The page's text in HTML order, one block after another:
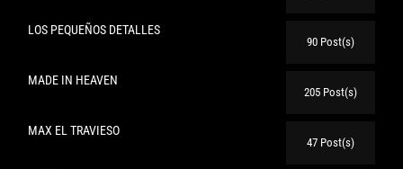
LOS PEQUEÑOS DETALLES
90 Post(s)
MADE IN HEAVEN
205 Post(s)
MAX EL TRAVIESO
47 Post(s)